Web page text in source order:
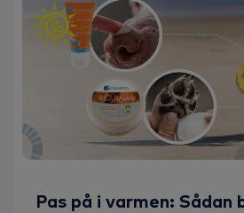
Pas på i varmen: